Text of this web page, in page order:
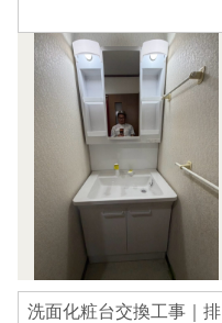
洗面化粧台交換工事｜排